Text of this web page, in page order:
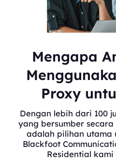
Mengapa
Proxy
Dengan lebih dari 100
yang bersumber
adalah pilihan utama
Blackfoot
Residential